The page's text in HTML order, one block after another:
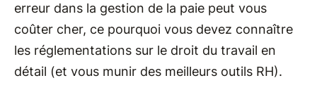
erreur dans la gestion de la paie peut vous
coûter cher, ce pourquoi vous devez connaître
les réglementations sur le droit du travail en
détail (et vous munir des meilleurs outils RH).